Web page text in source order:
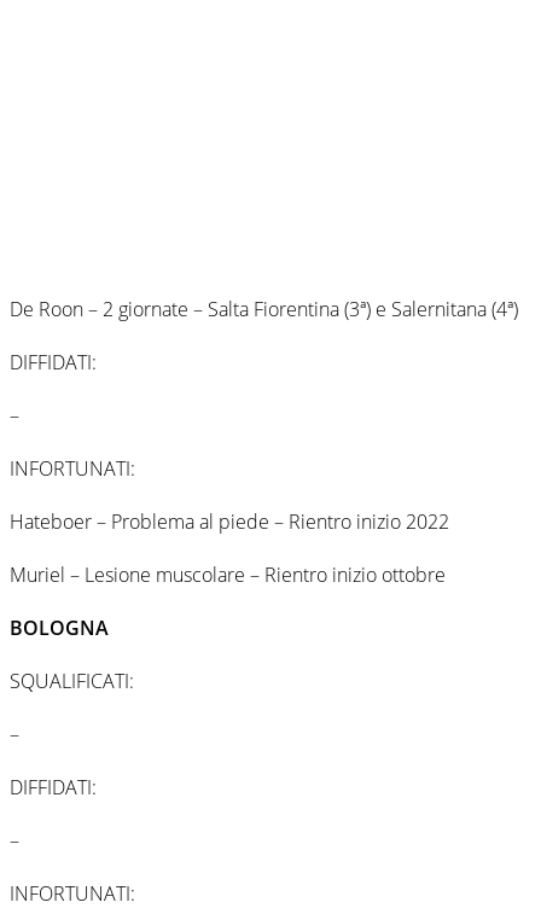
De Roon – 2 giornate – Salta Fiorentina (3ª) e Salernitana (4ª)
DIFFIDATI:
–
INFORTUNATI:
Hateboer – Problema al piede – Rientro inizio 2022
Muriel – Lesione muscolare – Rientro inizio ottobre
BOLOGNA
SQUALIFICATI:
–
DIFFIDATI:
–
INFORTUNATI: